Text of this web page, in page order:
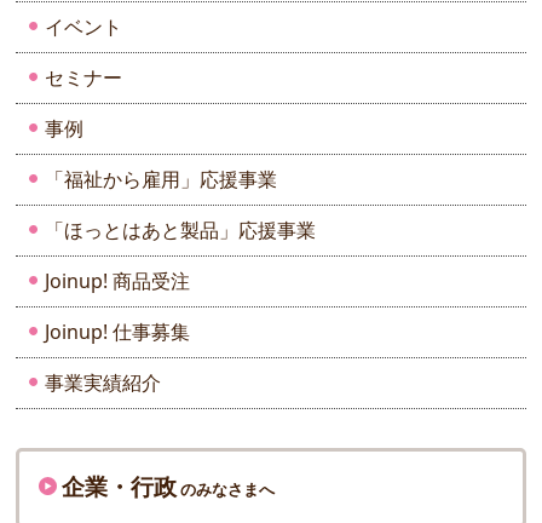
イベント
セミナー
事例
「福祉から雇用」応援事業
「ほっとはあと製品」応援事業
Joinup! 商品受注
Joinup! 仕事募集
事業実績紹介
企業・行政のみなさまへ